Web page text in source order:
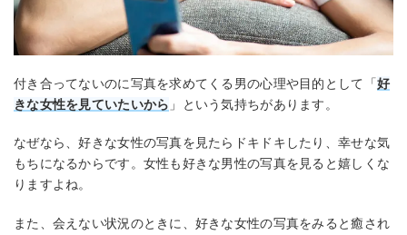
付き合ってないのに写真を求めてくる男の心理や目的として「好
きな女性を見ていたいから 」という気持ちがあります。
なぜなら、好きな女性の写真を見たらドキドキしたり、幸せな気
もちになるからです。女性も好きな男性の写真を見ると嬉しくな
りますよね。
また、会えない状況のときに、好きな女性の写真をみると癒され